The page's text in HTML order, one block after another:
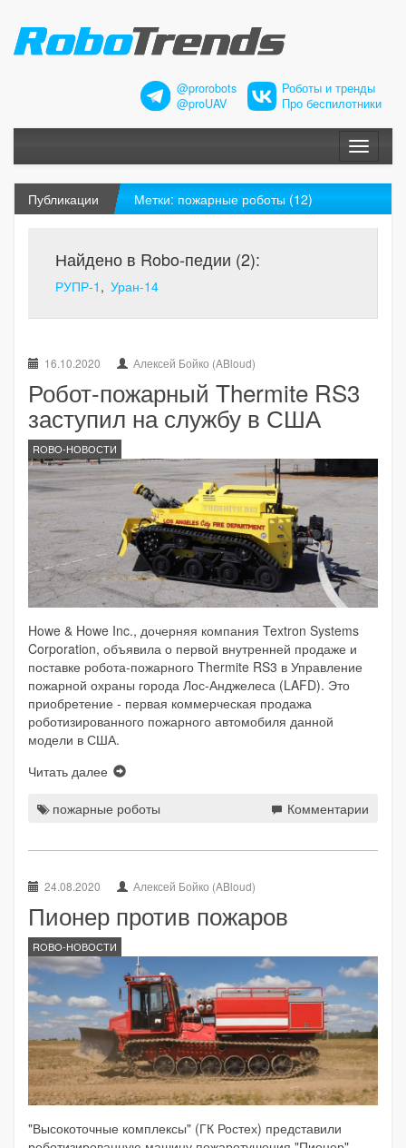
@prorobots
@proUAV
Роботы и тренды
Про беспилотники
Меню
Публикации Метки: пожарные роботы (12)
Найдено в Robo-педии (2):
РУПР-1 Уран-14
16.10.2020 Алексей Бойко (ABloud)
Робот-пожарный Thermite RS3
заступил на службу в США
ROBO-НОВОСТИ
Howe & Howe Inc., дочерняя компания Textron Systems
Corporation, объявила о первой внутренней продаже и
поставке робота-пожарного Thermite RS3 в Управление
пожарной охраны города Лос-Анджелеса (LAFD). Это
приобретение - первая коммерческая продажа
роботизированного пожарного автомобиля данной
модели в США.
Читать далее
пожарные роботы Комментарии
24.08.2020 Алексей Бойко (ABloud)
Пионер против пожаров
ROBO-НОВОСТИ
"Высокоточные комплексы" (ГК Ростех) представили